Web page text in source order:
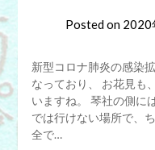
Posted on 2020
新型コロナ肺炎の感染
なっており、 お花見も
いますね。 琴社の側に
では行けない場所で、
全で…